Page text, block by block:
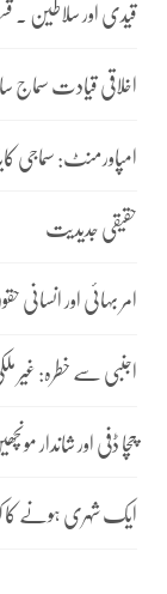
قیدی اور سلاطین ۔ قسط
اخلاقی قیادت سماج
امپاورمنٹ: سماجی
حقیقی جدیدیت
امر بہائی اور انسانی
اجنبی سے خطرہ: غیر
چچا ڈفی اور شاندار
ایک شہری ہونے